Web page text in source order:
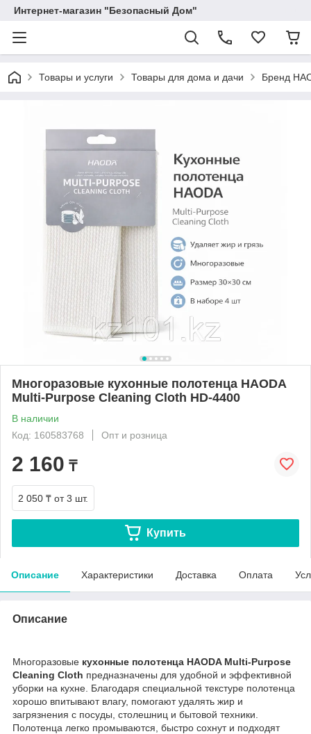
Интернет-магазин "Безопасный Дом"
Товары и услуги Товары для дома и дачи Бренд
Многоразовые кухонные полотенца HAODA
Multi-Purpose Cleaning Cloth HD-4400
В наличии
Код: 160583768
Опт и розница
2 160 ₸
2 050 ₸ от 3 шт.
Купить
Описание Характеристики Доставка Оплата
Описание
​​​Многоразовые кухонные полотенца HAODA Multi-Purpose
Cleaning Cloth предназначены для удобной и эффективной
уборки на кухне. Благодаря специальной текстуре полотенца
хорошо впитывают влагу, помогают удалять жир и
загрязнения с посуды, столешниц и бытовой техники.
Полотенца легко промываются, быстро сохнут и подходят